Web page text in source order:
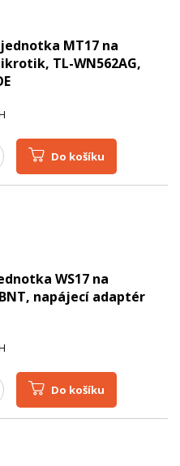
MT17 na
TL-WN562AG,
Do košíku
WS17 na
napájecí adaptér
Do košíku